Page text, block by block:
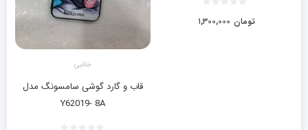
۱,۳۰۰,۰۰۰ تومان
جانبی
قاب و گارد گوشی سامسونگ مدل
Y62019- 8A